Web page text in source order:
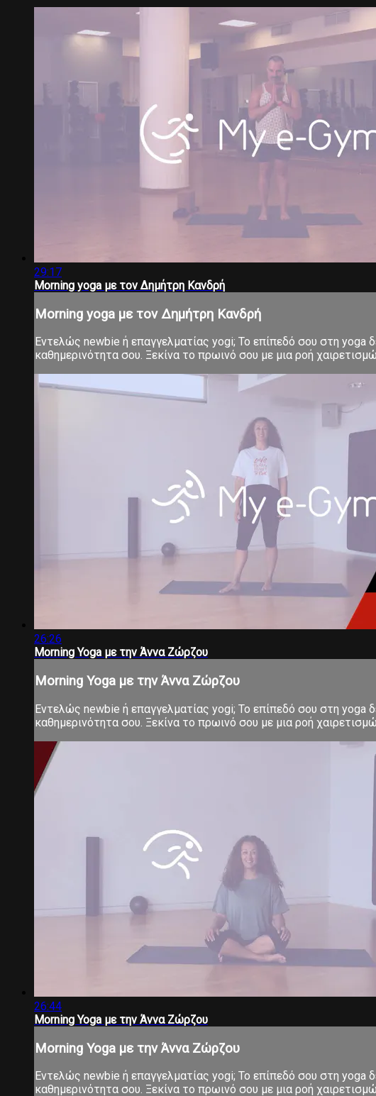
29:17
Morning yoga με τον Δημήτρη Κανδρή
Morning yoga με τον Δημήτρη Κανδρή
Εντελώς newbie ή επαγγελματίας yogi; Το επίπεδό σου στη yoga
καθημερινότητα σου. Ξεκίνα το πρωινό σου με μια ροή
26:26
Morning Yoga με την Άννα Ζώρζου
Morning Yoga με την Άννα Ζώρζου
Εντελώς newbie ή επαγγελματίας yogi; Το επίπεδό σου στη yoga
καθημερινότητα σου. Ξεκίνα το πρωινό σου με μια ροή
26:44
Morning Yoga με την Άννα Ζώρζου
Morning Yoga με την Άννα Ζώρζου
Εντελώς newbie ή επαγγελματίας yogi; Το επίπεδό σου στη yoga
καθημερινότητα σου. Ξεκίνα το πρωινό σου με μια ροή